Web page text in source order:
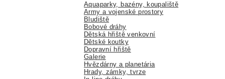
Aquaparky, bazény, koupaliště
Army a vojenské prostory
Bludiště
Bobové dráhy
Dětská hřiště venkovní
Dětské koutky
Dopravní hřiště
Galerie
Hvězdárny a planetária
Hrady, zámky, tvrze